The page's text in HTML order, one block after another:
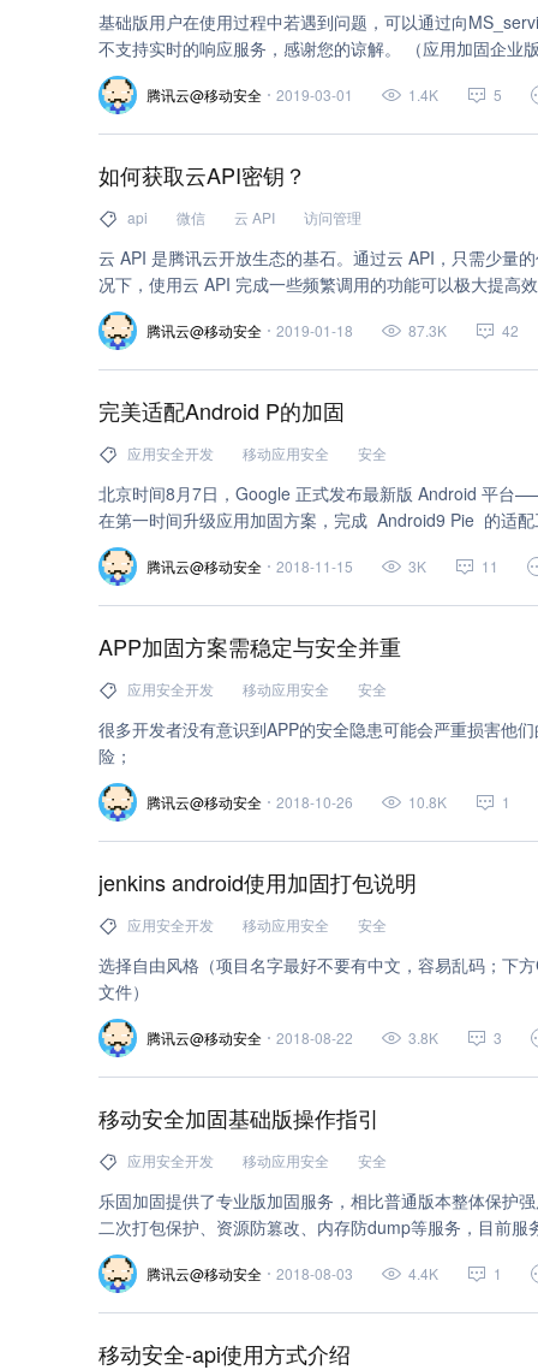
基础版用户在使用过程中若遇到问题，可以通过向
不支持实时的响应服务，感谢
腾讯云@移动安全 2019-03-01 1.4K 5
如何获取云API密钥？
api 微信 云 API 访问管理
云 API 是腾讯云开放生态的基石。通过云 API，只需少量
况下，使用云 API 完成一些频繁调用的功能可以极大提高
能，实现更高级的功能，易于自动化， 易于远程调用，
步骤：腾讯云@移动安全 2019-01-18 87.3K 42
完美适配Android P的加固
应用安全开发 移动应用安全 安全
北京时间8月7日，Google 正式发布最新版 Android 平台
在第一时间升级应用加固方案，完成 Android9 Pie 的适
腾讯云@移动安全 2018-11-15 3K 11
APP加固方案需稳定与安全并重
应用安全开发 移动应用安全 安全
很多开发者没有意识到APP的安全隐患可能会严重损害他
险；
腾讯云@移动安全 2018-10-26 10.8K 1
jenkins android使用加固打包说明
应用安全开发 移动应用安全 安全
选择自由风格（项目名字最好不要有中文，容易乱码；下
文件）
腾讯云@移动安全 2018-08-22 3.8K 3
移动安全加固基础版操作指引
应用安全开发 移动应用安全 安全
乐固加固提供了专业版加固服务，相比普通版本整体保护
二次打包保护、资源防篡改、内存防dump等服务，目前
参考客户案例。购买专业版服务成功后会生成一个服务项
腾讯云@移动安全 2018-08-03 4.4K 1
移动安全-api使用方式介绍